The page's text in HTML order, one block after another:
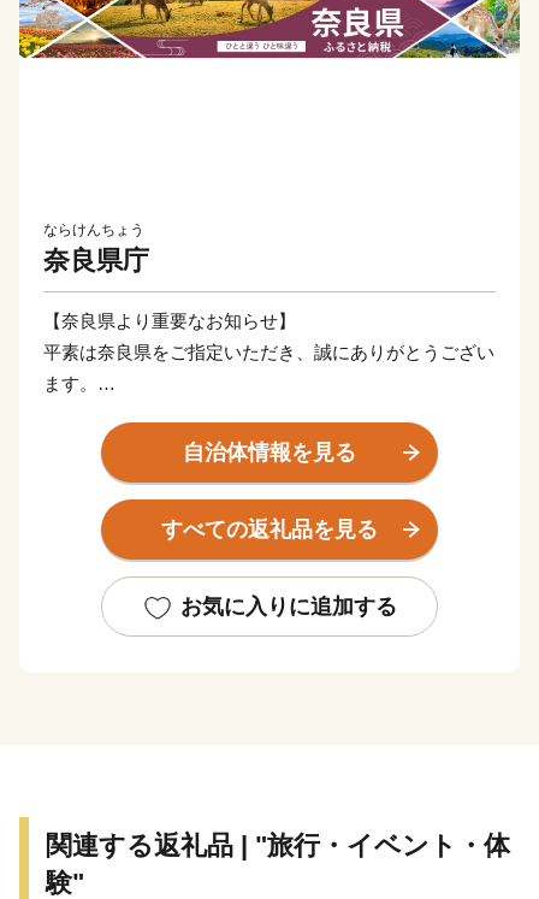
ならけんちょう
奈良県庁
【奈良県より重要なお知らせ】
平素は奈良県をご指定いただき、誠にありがとうござい
ます。
今後とも、奈良県への変わらぬご支援を賜りますよう宜
しくお願い申し上げます。
【お問い合わせ先】
電話番号：050-3523-2158
はじまりを体感できる、「古都奈良の文化財」、「法隆
寺地域の仏教建造物」、「紀伊山地の霊場と参詣道」と
自治体情報を見る
すべての返礼品を見る
お気に入りに追加する
関連する返礼品 | "旅行・イベント・体
験"